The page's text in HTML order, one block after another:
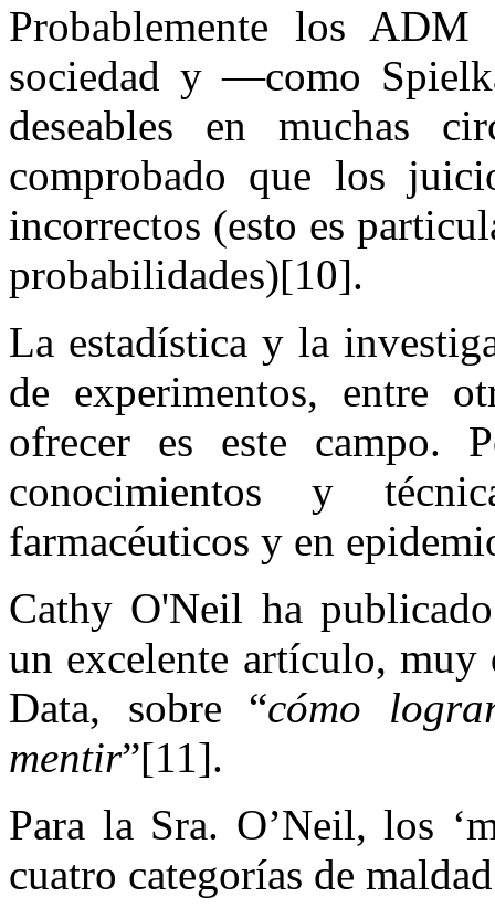
Probablemente los ADM
sociedad y —como
deseables en muchas
comprobado que los
incorrectos (esto es
probabilidades)[10].
La estadística y la
de experimentos, entre
ofrecer es este campo.
conocimientos y
farmacéuticos y en
Cathy O'Neil ha
un excelente artículo, muy
Data, sobre “cómo
mentir”[11].
Para la Sra. O’Neil, los
cuatro categorías de